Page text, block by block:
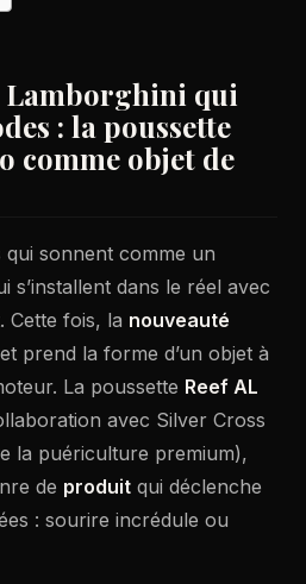
Lamborghini qui
: la poussette
comme objet de
qui sonnent comme un
s’installent dans le réel avec
Cette fois, la nouveauté
et prend la forme d’un objet à
La poussette Reef AL
avec Silver Cross
la puériculture premium),
de produit qui déclenche
: sourire incrédule ou